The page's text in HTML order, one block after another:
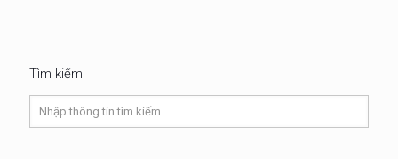
Tìm kiếm